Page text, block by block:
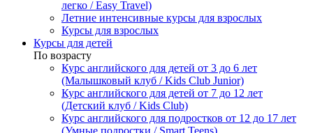
легко / Easy Travel)
Летние интенсивные курсы для взрослых
Курсы для взрослых
Курсы для детей
По возрасту
Курс английского для детей от 3 до 6 лет
(Малышковый клуб / Kids Club Junior)
Курс английского для детей от 7 до 12 лет
(Детский клуб / Kids Club)
Курс английского для подростков от 12 до 17 лет
(Умные подростки / Smart Teens)